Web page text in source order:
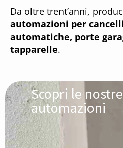
Da oltre trent’anni,
automazioni per
automatiche, porte
tapparelle.
Scopri le nostre
automazioni